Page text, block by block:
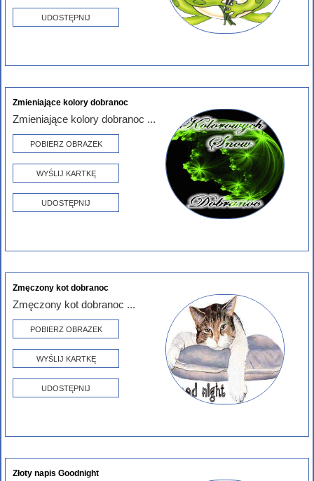
UDOSTĘPNIJ
Zmieniające kolory dobranoc
Zmieniające kolory dobranoc ...
POBIERZ OBRAZEK
WYŚLIJ KARTKĘ
UDOSTĘPNIJ
Zmęczony kot dobranoc
Zmęczony kot dobranoc ...
POBIERZ OBRAZEK
WYŚLIJ KARTKĘ
UDOSTĘPNIJ
Złoty napis Goodnight